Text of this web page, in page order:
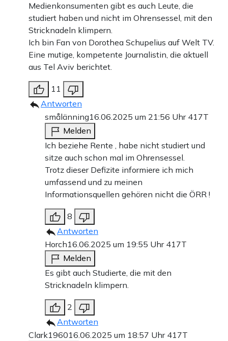
Medienkonsumenten gibt es auch Leute, die
studiert haben und nicht im Ohrensessel, mit den
Stricknadeln klimpern.
Ich bin Fan von Dorothea Schupelius auf Welt TV.
Eine mutige, kompetente Journalistin, die aktuell
aus Tel Aviv berichtet.
11
Antworten
smålänning16.06.2025 um 21:56 Uhr 417T
Melden
Ich beziehe Rente , habe nicht studiert und
sitze auch schon mal im Ohrensessel.
Trotz dieser Defizite informiere ich mich
umfassend und zu meinen
Informationsquellen gehören nicht die ÖRR !
8
Antworten
Horch16.06.2025 um 19:55 Uhr 417T
Melden
Es gibt auch Studierte, die mit den
Stricknadeln klimpern.
2
Antworten
Clark196016.06.2025 um 18:57 Uhr 417T